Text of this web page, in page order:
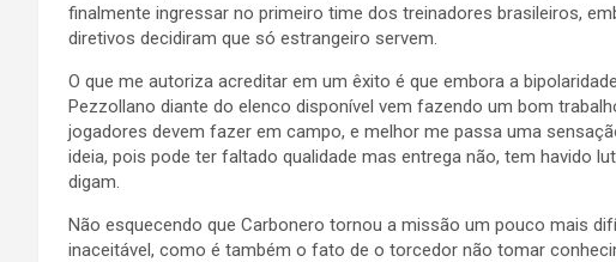
finalmente ingressar no primeiro time dos treinadores brasileiros,
diretivos decidiram que só estrangeiro servem.
O que me autoriza acreditar em um êxito é que embora a
Pezzollano diante do elenco disponível vem fazendo um bom
jogadores devem fazer em campo, e melhor me passa uma
ideia, pois pode ter faltado qualidade mas entrega não, tem havido
digam.
Não esquecendo que Carbonero tornou a missão um pouco mais
inaceitável, como é também o fato de o torcedor não tomar